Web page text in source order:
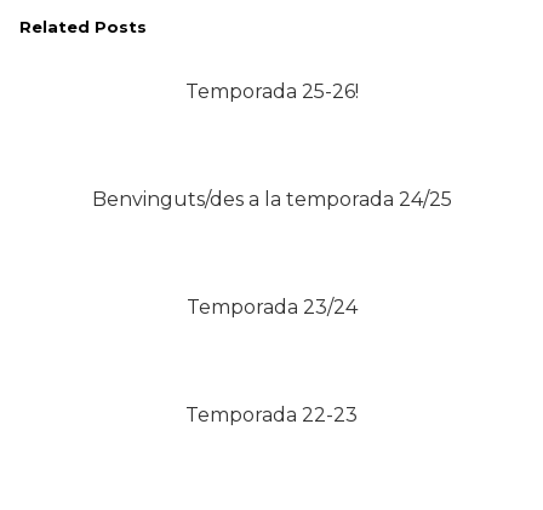
Related Posts
Temporada 25-26!
Benvinguts/des a la temporada 24/25
Temporada 23/24
Temporada 22-23